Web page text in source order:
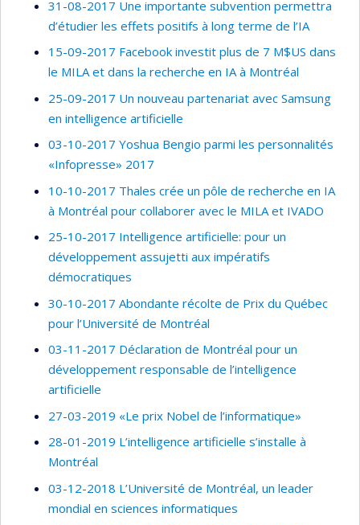
31-08-2017 Une importante subvention permettra
d’étudier les effets positifs à long terme de l’IA
15-09-2017 Facebook investit plus de 7 M$US dans
le MILA et dans la recherche en IA à Montréal
25-09-2017 Un nouveau partenariat avec Samsung
en intelligence artificielle
03-10-2017 Yoshua Bengio parmi les personnalités
«Infopresse» 2017
10-10-2017 Thales crée un pôle de recherche en IA
à Montréal pour collaborer avec le MILA et IVADO
25-10-2017 Intelligence artificielle: pour un
développement assujetti aux impératifs
démocratiques
30-10-2017 Abondante récolte de Prix du Québec
pour l’Université de Montréal
03-11-2017 Déclaration de Montréal pour un
développement responsable de l’intelligence
artificielle
27-03-2019 «Le prix Nobel de l’informatique»
28-01-2019 L’intelligence artificielle s’installe à
Montréal
03-12-2018 L’Université de Montréal, un leader
mondial en sciences informatiques